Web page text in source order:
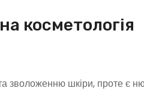
косметологія
зволоженню шкіри, проте є